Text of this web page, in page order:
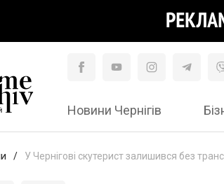
Новини Чернігів
У Чернігові скутерист залишився без